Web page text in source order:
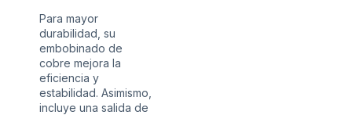
Para mayor
durabilidad, su
embobinado de
cobre mejora la
eficiencia y
estabilidad. Asimismo,
incluye una salida de